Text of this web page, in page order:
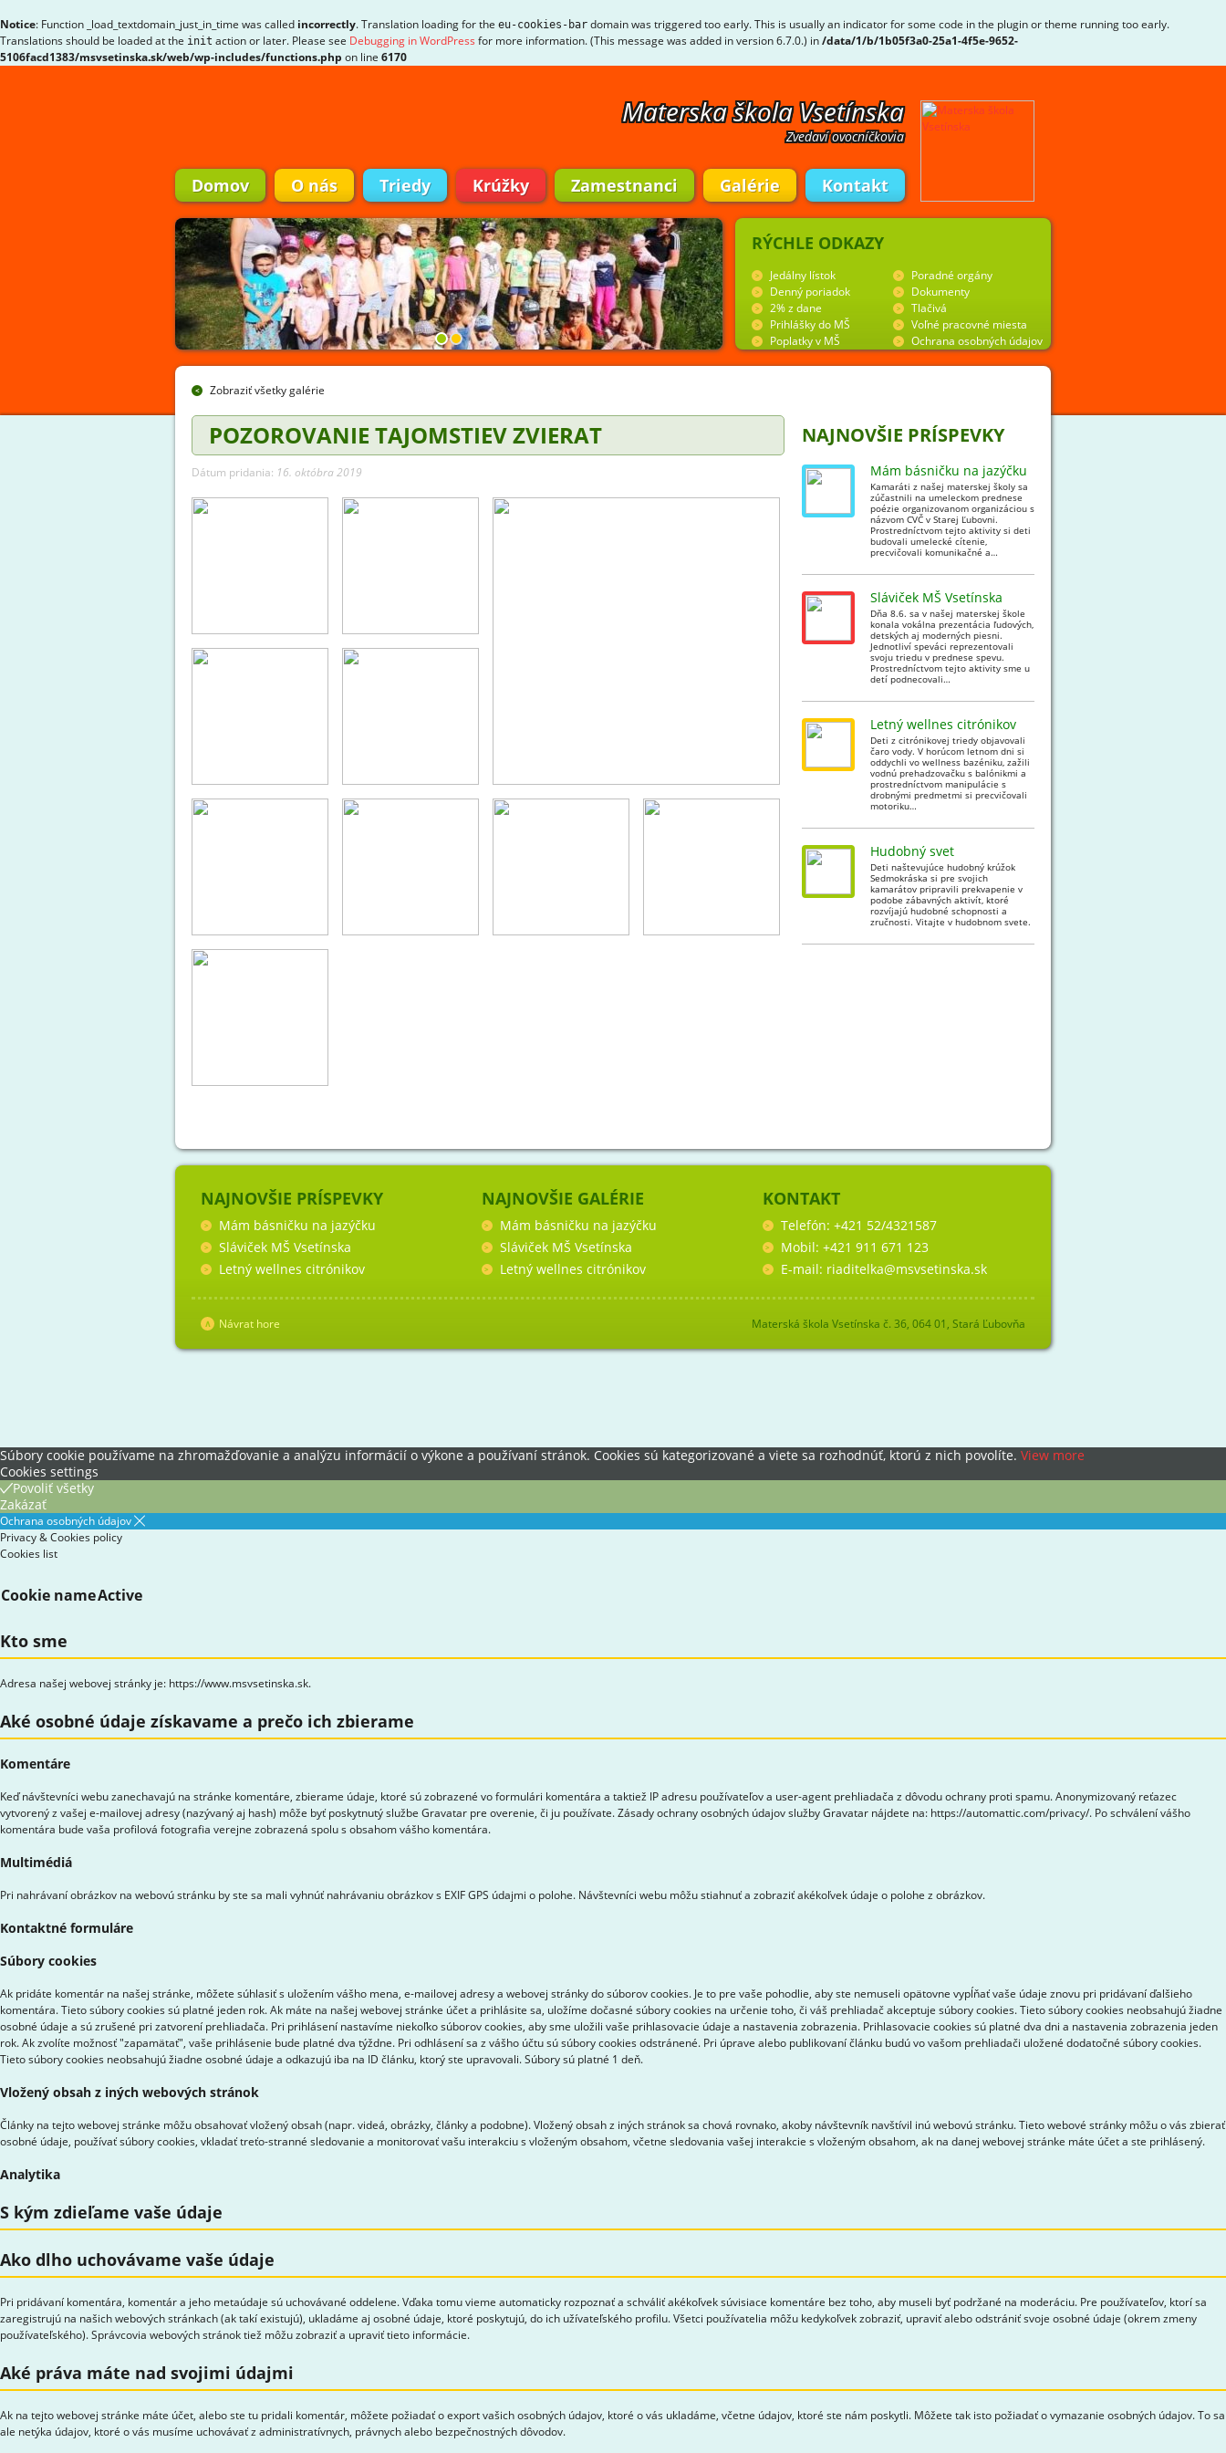
Notice: Function _load_textdomain_just_in_time was called incorrectly. Translation loading for the eu-cookies-bar domain was triggered too early. This is usually an indicator for some code in the plugin or theme running too early.
Translations should be loaded at the init action or later. Please see Debugging in WordPress for more information. (This message was added in version 6.7.0.) in/data/1/b/1b05f3a0-25a1-4f5e-9652-
5106facd1383/msvsetinska.sk/web/wp-includes/functions.php on line 6170
Materska škola Vsetínska
Zvedaví ovocníčkovia
Domov O nás Triedy Krúžky Zamestnanci Galérie Kontakt
RÝCHLE ODKAZY
Jedálny lístok
Poradné orgány
Denný poriadok
Dokumenty
2% z dane
Tlačivá
Prihlášky do MŠ
Voľné pracovné miesta
Poplatky v MŠ
Ochrana osobných údajov
NAJNOVŠIE PRÍSPEVKY
Mám básničku na jazýčku
Kamaráti z našej materskej školy sa
zúčastnili na umeleckom prednese
poézie organizovanom organizáciou s
názvom CVČ v Starej Ľubovni.
Prostredníctvom tejto aktivity si deti
budovali umelecké cítenie,
precvičovali komunikačné a…
Sláviček MŠ Vsetínska
Dňa 8.6. sa v našej materskej škole
konala vokálna prezentácia ľudových,
detských aj moderných piesni.
Jednotliví speváci reprezentovali
svoju triedu v prednese spevu.
Prostredníctvom tejto aktivity sme u
detí podnecovali…
Letný wellnes citrónikov
Deti z citrónikovej triedy objavovali
čaro vody. V horúcom letnom dni si
oddychli vo wellness bazéniku, zažili
vodnú prehadzovačku s balónikmi a
prostredníctvom manipulácie s
drobnými predmetmi si precvičovali
motoriku…
Hudobný svet
Deti naštevujúce hudobný krúžok
Sedmokráska si pre svojich
kamarátov pripravili prekvapenie v
podobe zábavných aktivít, ktoré
rozvíjajú hudobné schopnosti a
zručnosti. Vitajte v hudobnom svete.
Zobraziť všetky galérie
POZOROVANIE TAJOMSTIEV ZVIERAT
Dátum pridania: 16. októbra 2019
NAJNOVŠIE PRÍSPEVKY
Mám básničku na jazýčku
Sláviček MŠ Vsetínska
Letný wellnes citrónikov
NAJNOVŠIE GALÉRIE
Mám básničku na jazýčku
Sláviček MŠ Vsetínska
Letný wellnes citrónikov
KONTAKT
Telefón: +421 52/4321587
Mobil: +421 911 671 123
E-mail: riaditelka@msvsetinska.sk
Materská škola Vsetínska č. 36, 064 01, Stará Ľubovňa
Návrat hore
Súbory cookie používame na zhromažďovanie a analýzu informácií o výkone a používaní stránok. Cookies sú kategorizované a viete sa rozhodnúť, ktorú z nich povolíte. View more
Cookies settings
Povoliť všetky
Zakázať
Ochrana osobných údajov
Privacy & Cookies policy
Cookies list
Cookie nameActive
Kto sme
Adresa našej webovej stránky je: https://www.msvsetinska.sk.
Aké osobné údaje získavame a prečo ich zbierame
Komentáre
Keď návštevníci webu zanechavajú na stránke komentáre, zbierame údaje, ktoré sú zobrazené vo formulári komentára a taktiež IP adresu používateľov a user-agent prehliadača z dôvodu ochrany proti spamu. Anonymizovaný reťazec
vytvorený z vašej e-mailovej adresy (nazývaný aj hash) môže byť poskytnutý službe Gravatar pre overenie, či ju používate. Zásady ochrany osobných údajov služby Gravatar nájdete na: https://automattic.com/privacy/. Po schválení vášho
komentára bude vaša profilová fotografia verejne zobrazená spolu s obsahom vášho komentára.
Multimédiá
Pri nahrávaní obrázkov na webovú stránku by ste sa mali vyhnúť nahrávaniu obrázkov s EXIF GPS údajmi o polohe. Návštevníci webu môžu stiahnuť a zobraziť akékoľvek údaje o polohe z obrázkov.
Kontaktné formuláre
Súbory cookies
Ak pridáte komentár na našej stránke, môžete súhlasiť s uložením vášho mena, e-mailovej adresy a webovej stránky do súborov cookies. Je to pre vaše pohodlie, aby ste nemuseli opätovne vypĺňať vaše údaje znovu pri pridávaní ďalšieho
komentára. Tieto súbory cookies sú platné jeden rok. Ak máte na našej webovej stránke účet a prihlásite sa, uložíme dočasné súbory cookies na určenie toho, či váš prehliadač akceptuje súbory cookies. Tieto súbory cookies neobsahujú žiadne
osobné údaje a sú zrušené pri zatvorení prehliadača. Pri prihlásení nastavíme niekoľko súborov cookies, aby sme uložili vaše prihlasovacie údaje a nastavenia zobrazenia. Prihlasovacie cookies sú platné dva dni a nastavenia zobrazenia jeden
rok. Ak zvolíte možnosť "zapamätať", vaše prihlásenie bude platné dva týždne. Pri odhlásení sa z vášho účtu sú súbory cookies odstránené. Pri úprave alebo publikovaní článku budú vo vašom prehliadači uložené dodatočné súbory cookies.
Tieto súbory cookies neobsahujú žiadne osobné údaje a odkazujú iba na ID článku, ktorý ste upravovali. Súbory sú platné 1 deň.
Vložený obsah z iných webových stránok
Články na tejto webovej stránke môžu obsahovať vložený obsah (napr. videá, obrázky, články a podobne). Vložený obsah z iných stránok sa chová rovnako, akoby návštevník navštívil inú webovú stránku. Tieto webové stránky môžu o vás zbierať
osobné údaje, používať súbory cookies, vkladať treťo-stranné sledovanie a monitorovať vašu interakciu s vloženým obsahom, včetne sledovania vašej interakcie s vloženým obsahom, ak na danej webovej stránke máte účet a ste prihlásený.
Analytika
S kým zdieľame vaše údaje
Ako dlho uchovávame vaše údaje
Pri pridávaní komentára, komentár a jeho metaúdaje sú uchovávané oddelene. Vďaka tomu vieme automaticky rozpoznať a schváliť akékoľvek súvisiace komentáre bez toho, aby museli byť podržané na moderáciu. Pre používateľov, ktorí sa
zaregistrujú na našich webových stránkach (ak takí existujú), ukladáme aj osobné údaje, ktoré poskytujú, do ich užívateľského profilu. Všetci používatelia môžu kedykoľvek zobraziť, upraviť alebo odstrániť svoje osobné údaje (okrem zmeny
používateľského). Správcovia webových stránok tiež môžu zobraziť a upraviť tieto informácie.
Aké práva máte nad svojimi údajmi
Ak na tejto webovej stránke máte účet, alebo ste tu pridali komentár, môžete požiadať o export vašich osobných údajov, ktoré o vás ukladáme, včetne údajov, ktoré ste nám poskytli. Môžete tak isto požiadať o vymazanie osobných údajov. To sa
ale netýka údajov, ktoré o vás musíme uchovávať z administratívnych, právnych alebo bezpečnostných dôvodov.